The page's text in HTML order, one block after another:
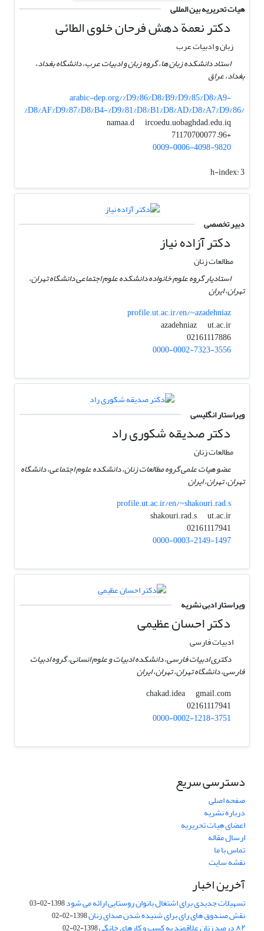
هیات تحریریه بین المللی
دکتر نعمة دهش فرحان خلوی الطائی
زبان و ادبیات عرب
استاد دانشکده زبان ها، گروه زبان و ادبیات عرب، دانشگاه بغداد،
بغداد، عراق
arabic-dep.org/%D9%86%D8%B9%D9%85%D8%A9-
%D8%AF%D9%87%D8%B4-%D9%81%D8%B1%D8%AD%D8%A7%D9%86/
namaa.d
ircoedu.uobaghdad.edu.iq
+96– 71170700077
0009-0006-4098-9820
h-index:3
دبیر تخصصی
دکتر آزاده نیاز
مطالعات زنان
استادیار گروه علوم خانواده دانشکده علوم اجتماعی دانشگاه تهران،
تهران، ایران
profile.ut.ac.ir/en/~azadehniaz
azadehniaz
ut.ac.ir
02161117886
0000-0002-7323-3556
ویراستار انگلیسی
دکتر صدیقه شکوری راد
مطالعات زنان
عضو هیات علمی گروه مطالعات زنان، دانشکده علوم اجتماعی، دانشگاه
تهران، تهران، ایران
profile.ut.ac.ir/en/~shakouri.rad.s
shakouri.rad.s
ut.ac.ir
0000-0003-2149-1497
ویراستار ادبی نشریه
دکتر احسان عظیمی
ادبیات فارسی
دکتری ادبیات فارسی، دانشکده ادبیات و علوم انسانی، گروه ادبیات
فارسی، دانشگاه تهران، تهران، ایران
chakad.idea
gmail.com
0000-0002-1218-3751
دسترسی سریع
صفحه اصلی
درباره نشریه
اعضای هیات تحریریه
ارسال مقاله
تماس با ما
نقشه سایت
آخرین اخبار
تسهیلات جدیدی برای اشتغال بانوان روستایی ارائه می شود1398-02-03
نقش صندوق های رای برای شنیده شدن صدای زنان1398-02-02
1398-02-02